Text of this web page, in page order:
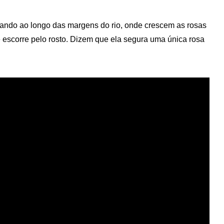
ao longo das margens do rio, onde crescem as rosas
pelo rosto. Dizem que ela segura uma única rosa